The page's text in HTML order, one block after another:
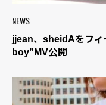
NEWS
jjean、sheidAをフ
boy”MV公開